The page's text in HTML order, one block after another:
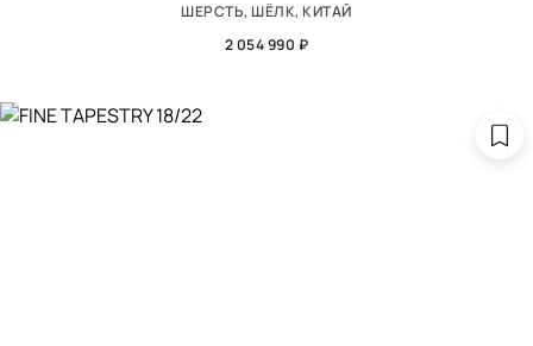
ШЕРСТЬ, ШЁЛК, КИТАЙ
2 054 990 ₽